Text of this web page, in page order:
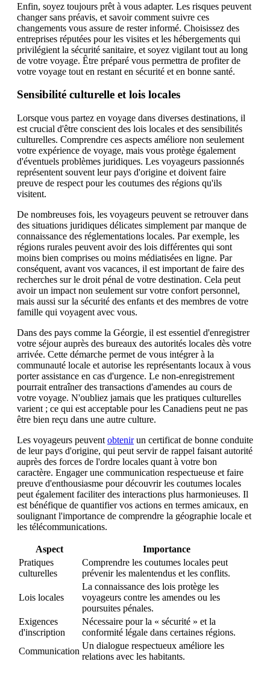
Enfin, soyez toujours prêt à vous adapter. Les risques peuvent
changer sans préavis, et savoir comment suivre ces
changements vous assure de rester informé. Choisissez des
entreprises réputées pour les visites et les hébergements qui
privilégient la sécurité sanitaire, et soyez vigilant tout au long
de votre voyage. Être préparé vous permettra de profiter de
votre voyage tout en restant en sécurité et en bonne santé.
Sensibilité culturelle et lois locales
Lorsque vous partez en voyage dans diverses destinations, il
est crucial d'être conscient des lois locales et des sensibilités
culturelles. Comprendre ces aspects améliore non seulement
votre expérience de voyage, mais vous protège également
d'éventuels problèmes juridiques. Les voyageurs passionnés
représentent souvent leur pays d'origine et doivent faire
preuve de respect pour les coutumes des régions qu'ils
visitent.
De nombreuses fois, les voyageurs peuvent se retrouver dans
des situations juridiques délicates simplement par manque de
connaissance des réglementations locales. Par exemple, les
régions rurales peuvent avoir des lois différentes qui sont
moins bien comprises ou moins médiatisées en ligne. Par
conséquent, avant vos vacances, il est important de faire des
recherches sur le droit pénal de votre destination. Cela peut
avoir un impact non seulement sur votre confort personnel,
mais aussi sur la sécurité des enfants et des membres de votre
famille qui voyagent avec vous.
Dans des pays comme la Géorgie, il est essentiel d'enregistrer
votre séjour auprès des bureaux des autorités locales dès votre
arrivée. Cette démarche permet de vous intégrer à la
communauté locale et autorise les représentants locaux à vous
porter assistance en cas d'urgence. Le non-enregistrement
pourrait entraîner des transactions d'amendes au cours de
votre voyage. N'oubliez jamais que les pratiques culturelles
varient ; ce qui est acceptable pour les Canadiens peut ne pas
être bien reçu dans une autre culture.
Les voyageurs peuvent obtenirun certificat de bonne conduite
de leur pays d'origine, qui peut servir de rappel faisant autorité
auprès des forces de l'ordre locales quant à votre bon
caractère. Engager une communication respectueuse et faire
preuve d'enthousiasme pour découvrir les coutumes locales
peut également faciliter des interactions plus harmonieuses. Il
est bénéfique de quantifier vos actions en termes amicaux, en
soulignant l'importance de comprendre la géographie locale et
les télécommunications.
Aspect
Importance
Pratiques
culturelles
Comprendre les coutumes locales peut
prévenir les malentendus et les conflits.
Lois locales
La connaissance des lois protège les
voyageurs contre les amendes ou les
poursuites pénales.
Exigences
d'inscription
Nécessaire pour la « sécurité » et la
conformité légale dans certaines régions.
Communication
Un dialogue respectueux améliore les
relations avec les habitants.